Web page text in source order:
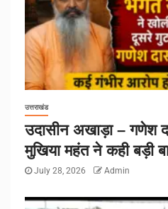
उत्तराखंड
उदासीन अखाड़ा – गणेश
मुखिया महंत ने कही बड़ी
July 28, 2026 Admin